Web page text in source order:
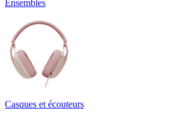
Ensembles
Casques et écouteurs